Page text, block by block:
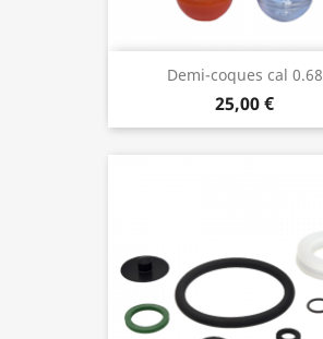
Demi-coques cal 0.68
25,00 €